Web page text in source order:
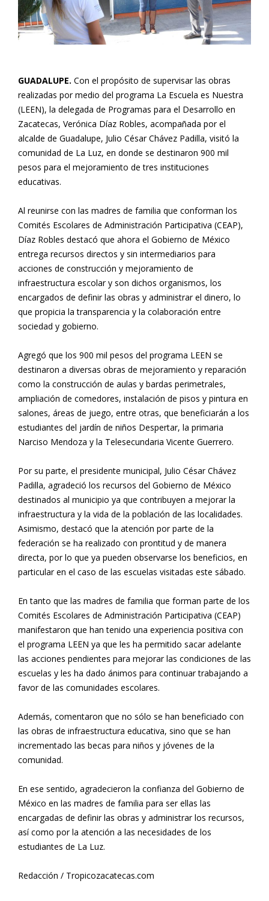
GUADALUPE. Con el propósito de supervisar las obras
realizadas por medio del programa La Escuela es Nuestra
(LEEN), la delegada de Programas para el Desarrollo en
Zacatecas, Verónica Díaz Robles, acompañada por el
alcalde de Guadalupe, Julio César Chávez Padilla, visitó la
comunidad de La Luz, en donde se destinaron 900 mil
pesos para el mejoramiento de tres instituciones
educativas.
Al reunirse con las madres de familia que conforman los
Comités Escolares de Administración Participativa (CEAP),
Díaz Robles destacó que ahora el Gobierno de México
entrega recursos directos y sin intermediarios para
acciones de construcción y mejoramiento de
infraestructura escolar y son dichos organismos, los
encargados de definir las obras y administrar el dinero, lo
que propicia la transparencia y la colaboración entre
sociedad y gobierno.
Agregó que los 900 mil pesos del programa LEEN se
destinaron a diversas obras de mejoramiento y reparación
como la construcción de aulas y bardas perimetrales,
ampliación de comedores, instalación de pisos y pintura en
salones, áreas de juego, entre otras, que beneficiarán a los
estudiantes del jardín de niños Despertar, la primaria
Narciso Mendoza y la Telesecundaria Vicente Guerrero.
Por su parte, el presidente municipal, Julio César Chávez
Padilla, agradeció los recursos del Gobierno de México
destinados al municipio ya que contribuyen a mejorar la
infraestructura y la vida de la población de las localidades.
Asimismo, destacó que la atención por parte de la
federación se ha realizado con prontitud y de manera
directa, por lo que ya pueden observarse los beneficios, en
particular en el caso de las escuelas visitadas este sábado.
En tanto que las madres de familia que forman parte de los
Comités Escolares de Administración Participativa (CEAP)
manifestaron que han tenido una experiencia positiva con
el programa LEEN ya que les ha permitido sacar adelante
las acciones pendientes para mejorar las condiciones de las
escuelas y les ha dado ánimos para continuar trabajando a
favor de las comunidades escolares.
Además, comentaron que no sólo se han beneficiado con
las obras de infraestructura educativa, sino que se han
incrementado las becas para niños y jóvenes de la
comunidad.
En ese sentido, agradecieron la confianza del Gobierno de
México en las madres de familia para ser ellas las
encargadas de definir las obras y administrar los recursos,
así como por la atención a las necesidades de los
estudiantes de La Luz.
Redacción / Tropicozacatecas.com